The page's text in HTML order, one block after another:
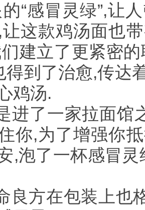
“感冒灵绿”,让
这款鸡汤面也
建立了更紧密
得到了治愈,传达
鸡汤.
进了一家拉面馆
你,为了增强你
,泡了一杯感冒
良方在包装上也